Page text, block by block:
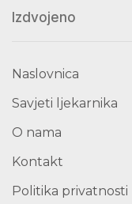
Izdvojeno
Naslovnica
Savjeti ljekarnika
O nama
Kontakt
Politika privatnosti